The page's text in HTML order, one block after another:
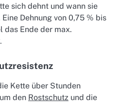
sich dehnt und wann sie
Dehnung von 0,75 % bis
das Ende der max.
.
Kette über Stunden
den Rostschutz und die